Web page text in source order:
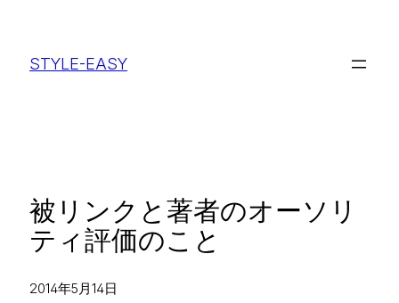
STYLE-EASY
被リンクと著者のオーソリ
ティ評価のこと
2014年5月14日